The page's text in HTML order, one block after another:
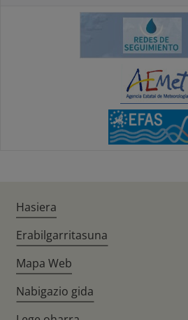
Hasiera
Erabilgarritasuna
Mapa Web
Nabigazio gida